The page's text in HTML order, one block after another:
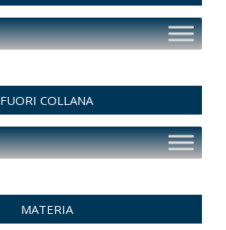
FUORI COLLANA
MATERIA